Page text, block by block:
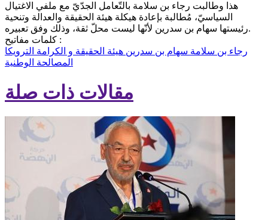
هذا وطالبت رجاء بن سلامة بالتّعامل الجدّيّ مع ملفي الاغتيال
السياسيّ، مُطالبة بإعادة هيكلة هيئة الحقيقة والعدالة وتنحية
رئيستها سهام بن سدرين لأنّها ليست محلّ ثقة، وذلك وفق تعبيره.
كلمات مفاتيح :
رجاء بن سلامة سهام بن سدرين هيئة الحقيقة و الكرامة الترويكا
المصالحة الوطنية
مقالات ذات صلة